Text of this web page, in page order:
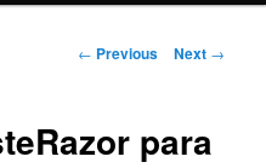
Post
← Previous Next →
para